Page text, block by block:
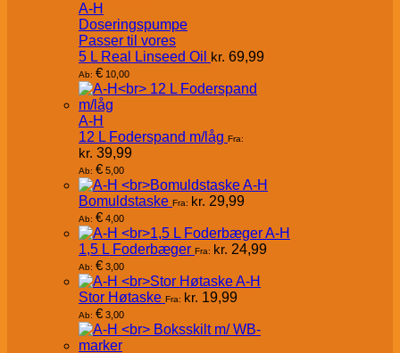
A-H
Doseringspumpe
Passer til vores
5 L Real Linseed Oil kr. 69,99
Ab: € 10,00
A-H
12 L Foderspand m/låg Fra:
kr. 39,99
Ab: € 5,00
A-H
Bomuldstaske Fra: kr. 29,99
Ab: € 4,00
A-H
1,5 L Foderbæger Fra: kr. 24,99
Ab: € 3,00
A-H
Stor Høtaske Fra: kr. 19,99
Ab: € 3,00